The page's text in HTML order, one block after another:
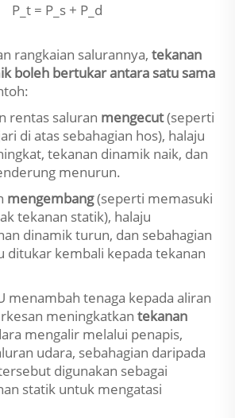
P_t = P_s + P_d
rangkaian salurannya, tekanan
boleh bertukar antara satu sama
rentas saluran mengecut(seperti
di atas sebahagian hos), halaju
tekanan dinamik naik, dan
menurun.
mengembang(seperti memasuki
tekanan statik), halaju
dinamik turun, dan sebahagian
ditukar kembali kepada tekanan
menambah tenaga kepada aliran
meningkatkan tekanan
mengalir melalui penapis,
udara, sebahagian daripada
digunakan sebagai
statik untuk mengatasi